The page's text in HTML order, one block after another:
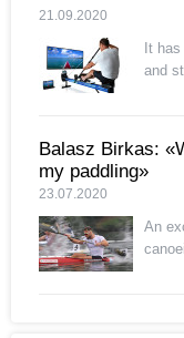
21.09.2020
It
and
Balasz Birkas:
my paddling»
23.07.2020
An